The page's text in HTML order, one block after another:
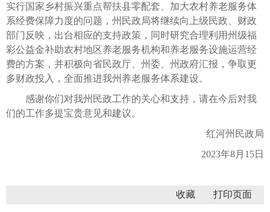
实行国家乡村振兴重点帮扶县零配套、加大农村养老服务体
系经费保障力度的问题，州民政局将继续向上级民政、财政
部门反映，出台相应的支持政策，同时研究合理利用州级福
彩公益金补助农村地区养老服务机构和养老服务设施运营经
费的方案，并积极向省民政厅、州委、州政府汇报，争取更
多财政投入，全面推进我州养老服务体系建设。
感谢你们对我州民政工作的关心和支持，请在今后对我
们的工作多提宝贵意见和建议。
红河州民政局
2023年8月15日
收藏